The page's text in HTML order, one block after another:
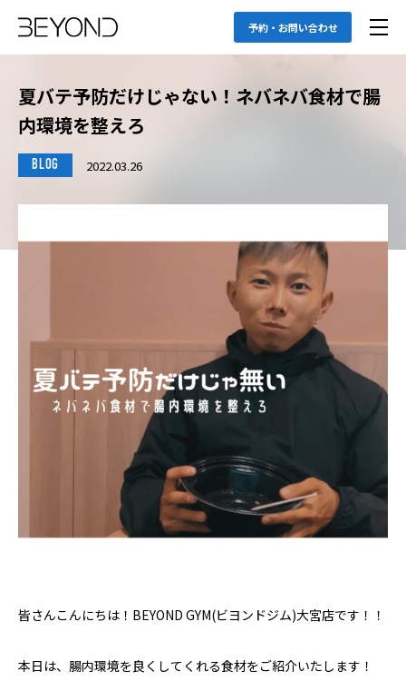
予約・お問い合わせ
夏バテ予防だけじゃない！ネバネバ食材で腸
内環境を整えろ
BLOG 2022.03.26
皆さんこんにちは！BEYOND GYM(ビヨンドジム)大宮店です！！
本日は、腸内環境を良くしてくれる食材をご紹介いたします！